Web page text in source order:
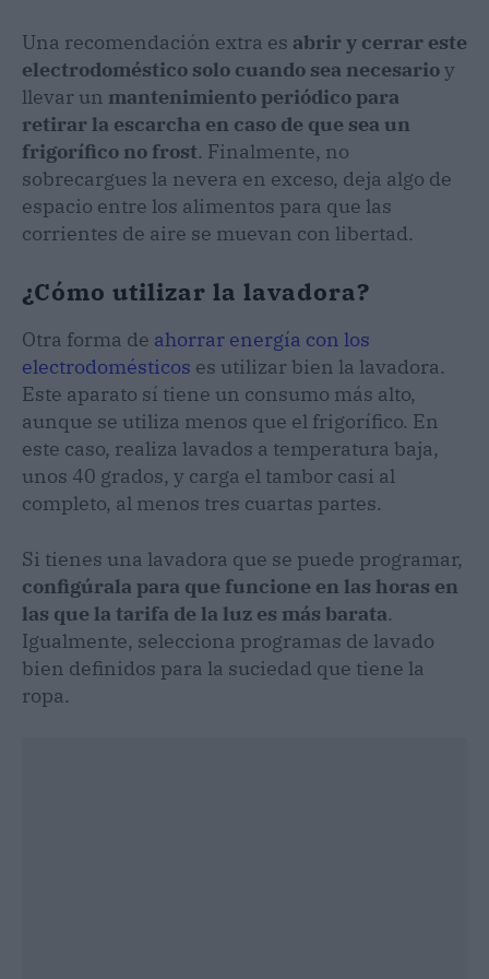
Una recomendación extra es abrir y cerrar este
electrodoméstico solo cuando sea necesarioy
llevar un mantenimiento periódico para
retirar la escarcha en caso de que sea un
frigorífico no frost. Finalmente, no
sobrecargues la nevera en exceso, deja algo de
espacio entre los alimentos para que las
corrientes de aire se muevan con libertad.
¿Cómo utilizar la lavadora?
Otra forma de ahorrar energía con los
electrodomésticos es utilizar bien la lavadora.
Este aparato sí tiene un consumo más alto,
aunque se utiliza menos que el frigorífico. En
este caso, realiza lavados a temperatura baja,
unos 40 grados, y carga el tambor casi al
completo, al menos tres cuartas partes.
Si tienes una lavadora que se puede programar,
configúrala para que funcione en las horas en
las que la tarifa de la luz es más barata.
Igualmente, selecciona programas de lavado
bien definidos para la suciedad que tiene la
ropa.